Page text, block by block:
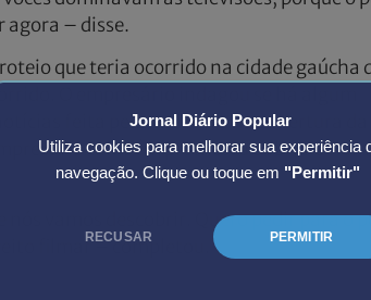
Jornal Diário Popular
Utiliza cookies para melhorar sua experiência
navegação. Clique ou toque em "Permitir"
RECUSAR PERMITIR
agora – disse.
que teria ocorrido na cidade gaúcha
O empresário indagou se há algum
feita pela emissora na cobertura da
também prometeu dobrar o
vamos descobrir. Quero pedir para o
filmar – completou.